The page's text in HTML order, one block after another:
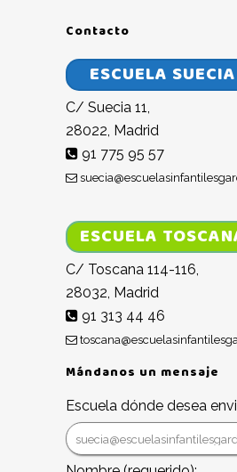
Contacto
ESCUELA
C/ Suecia 11,
28022, Madrid
91 775 95 57
ESCUELA
C/ Toscana 114-116,
28032, Madrid
91 313 44 46
Mándanos un mensaje
Escuela dónde desea